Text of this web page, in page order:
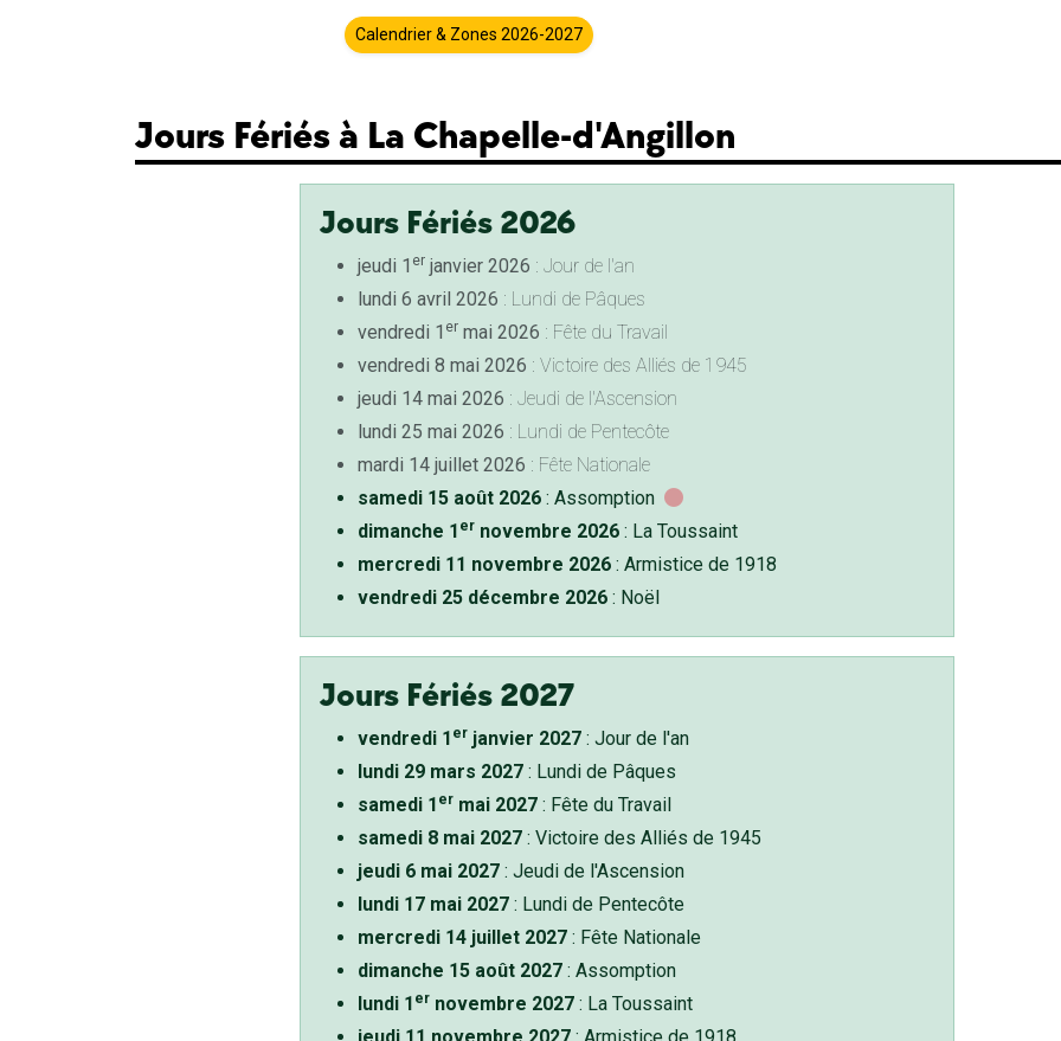
Calendrier & Zones 2026-2027
Jours Fériés à La Chapelle-d'Angillon
Jours Fériés 2026
jeudi 1 erjanvier 2026 : Jour de l'an
lundi 6 avril 2026 : Lundi de Pâques
vendredi 1 ermai 2026 : Fête du Travail
vendredi 8 mai 2026 : Victoire des Alliés de 1945
jeudi 14 mai 2026 : Jeudi de l'Ascension
lundi 25 mai 2026 : Lundi de Pentecôte
mardi 14 juillet 2026 : Fête Nationale
samedi 15 août 2026: Assomption
dimanche 1 ernovembre 2026: La Toussaint
mercredi 11 novembre 2026: Armistice de 1918
vendredi 25 décembre 2026: Noël
Jours Fériés 2027
vendredi 1 erjanvier 2027: Jour de l'an
lundi 29 mars 2027: Lundi de Pâques
samedi 1 ermai 2027: Fête du Travail
samedi 8 mai 2027: Victoire des Alliés de 1945
jeudi 6 mai 2027: Jeudi de l'Ascension
lundi 17 mai 2027: Lundi de Pentecôte
mercredi 14 juillet 2027: Fête Nationale
dimanche 15 août 2027: Assomption
lundi 1 ernovembre 2027: La Toussaint
jeudi 11 novembre 2027: Armistice de 1918